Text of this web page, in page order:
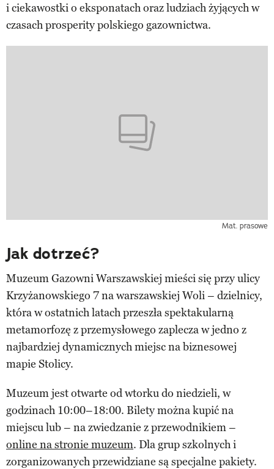
i ciekawostki o eksponatach oraz ludziach żyjących w
czasach prosperity polskiego gazownictwa.
Mat. prasowe
Jak dotrzeć?
Muzeum Gazowni Warszawskiej mieści się przy ulicy
Krzyżanowskiego 7 na warszawskiej Woli – dzielnicy,
która w ostatnich latach przeszła spektakularną
metamorfozę z przemysłowego zaplecza w jedno z
najbardziej dynamicznych miejsc na biznesowej
mapie Stolicy.
Muzeum jest otwarte od wtorku do niedzieli, w
godzinach 10:00–18:00. Bilety można kupić na
miejscu lub – na zwiedzanie z przewodnikiem –
online na stronie muzeum. Dla grup szkolnych i
zorganizowanych przewidziane są specjalne pakiety.